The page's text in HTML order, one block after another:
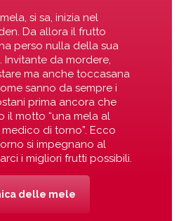
si sa, inizia nel
Da allora il frutto
perso nulla della sua
Invitante da mordere,
ma anche toccasana
sanno da sempre i
prima ancora che
il motto “una mela al
di torno”. Ecco
si impegnano al
i migliori frutti possibili.
delle mele